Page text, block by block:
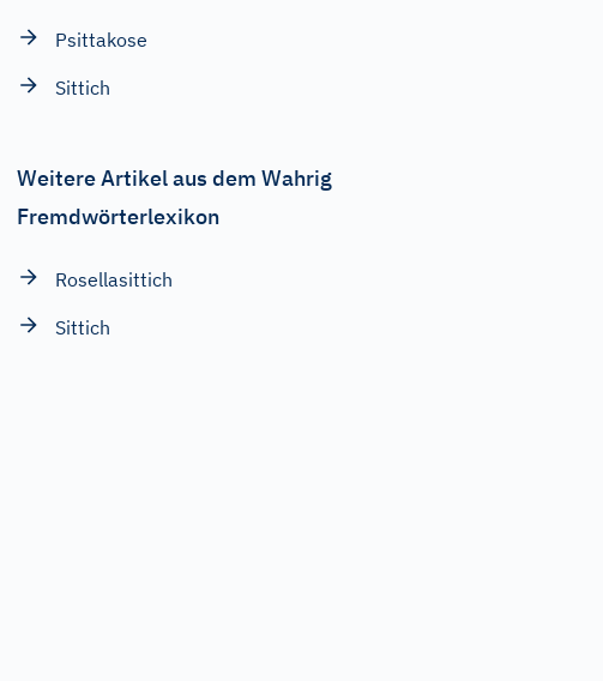
Psittakose
Sittich
Weitere Artikel aus dem Wahrig
Fremdwörterlexikon
Rosellasittich
Sittich